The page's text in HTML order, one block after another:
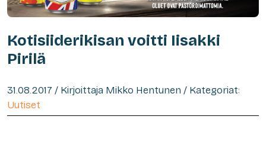
Kotisiiderikisan voitti Iisakki
Pirilä
31.08.2017 / Kirjoittaja Mikko Hentunen / Kategoriat:
Uutiset